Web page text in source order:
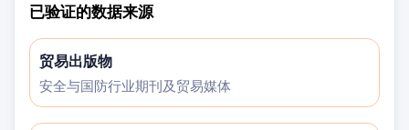
已验证的数据来源
贸易出版物
安全与国防行业期刊及贸易媒体